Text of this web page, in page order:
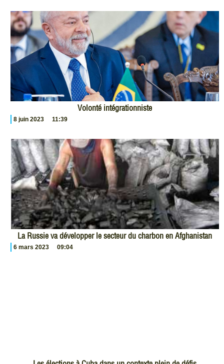
Volonté intégrationniste
8 juin 2023 11:39
La Russie va développer le secteur du charbon en Afghanistan
6 mars 2023 09:04